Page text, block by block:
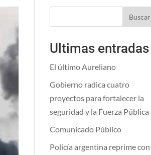
Buscar
Ultimas entradas
El último Aureliano
Gobierno radica cuatro
proyectos para fortalecer la
seguridad y la Fuerza Pública
Comunicado Público
Policía argentina reprime con